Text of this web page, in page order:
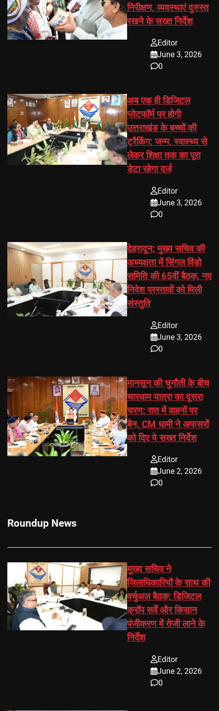
निरीक्षण, व्यवस्थाएं दुरुस्त
रखने के सख्त निर्देश
Editor
June 3, 2026
0
अब एक ही डिजिटल
प्लेटफॉर्म पर होगी
उत्तराखंड के बच्चों की
ट्रैकिंग; जन्म, स्वास्थ्य से
लेकर शिक्षा तक का पूरा
डेटा रहेगा दर्ज
Editor
June 3, 2026
0
देहरादून: मुख्य सचिव की
अध्यक्षता में सिंगल विंडो
समिति की 65वीं बैठक, नए
निवेश प्रस्तावों को मिली
संस्तुति
Editor
June 3, 2026
0
मानसून की चुनौती के बीच
चारधाम यात्रा का दूसरा
चरण: रात में वाहनों पर
बैन, CM धामी ने अफसरों
को दिए ये सख्त निर्देश
Editor
June 2, 2026
0
Roundup News
मुख्य सचिव ने
जिलाधिकारियों के साथ की
वर्चुअल बैठक; डिजिटल
क्रॉप सर्वे और किसान
पंजीकरण में तेजी लाने के
निर्देश
Editor
June 2, 2026
0